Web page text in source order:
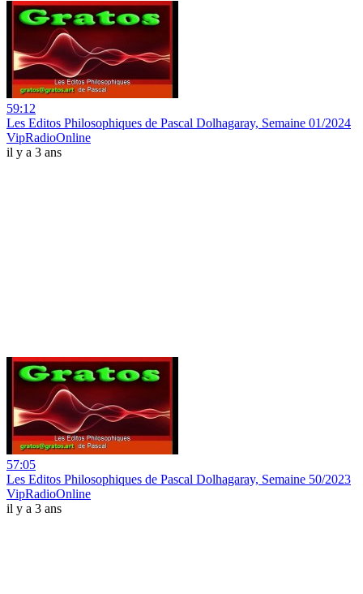
59:12
Les Editos Philosophiques de Pascal Dolhagaray, Semaine 01/2024
VipRadioOnline
il y a 3 ans
57:05
Les Editos Philosophiques de Pascal Dolhagaray, Semaine 50/2023
VipRadioOnline
il y a 3 ans